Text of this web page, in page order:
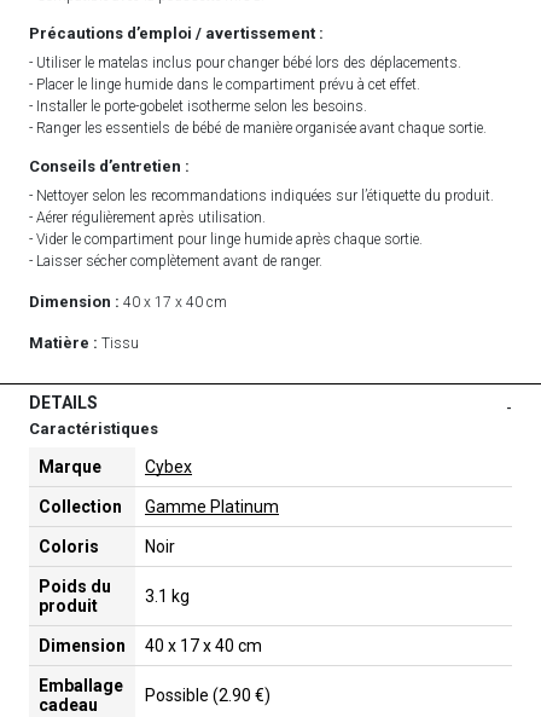
Précautions d’emploi / avertissement :
- Utiliser le matelas inclus pour changer bébé lors des déplacements.
- Placer le linge humide dans le compartiment prévu à cet effet.
- Installer le porte-gobelet isotherme selon les besoins.
- Ranger les essentiels de bébé de manière organisée avant chaque sortie.
Conseils d’entretien :
- Nettoyer selon les recommandations indiquées sur l’étiquette du produit.
- Aérer régulièrement après utilisation.
- Vider le compartiment pour linge humide après chaque sortie.
- Laisser sécher complètement avant de ranger.
Dimension : 40 x 17 x 40 cm
Matière : Tissu
DETAILS -
Caractéristiques
Marque Cybex
Collection Gamme Platinum
Coloris Noir
Poids du
produit
3.1 kg
Dimension 40 x 17 x 40 cm
Emballage
cadeau
Possible (2.90 €)